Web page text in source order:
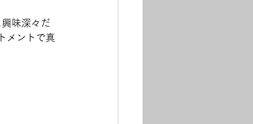
味深々だ
メントで真